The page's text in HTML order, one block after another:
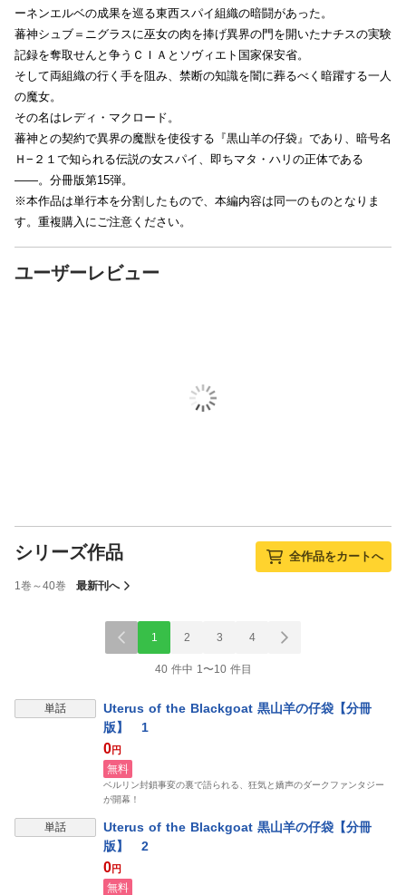
ーネンエルベの成果を巡る東西スパイ組織の暗闘があった。
蕃神シュブ＝ニグラスに巫女の肉を捧げ異界の門を開いたナチスの実験
記録を奪取せんと争うＣＩＡとソヴィエト国家保安省。
そして両組織の行く手を阻み、禁断の知識を闇に葬るべく暗躍する一人
の魔女。
その名はレディ・マクロード。
蕃神との契約で異界の魔獣を使役する『黒山羊の仔袋』であり、暗号名
Ｈ−２１で知られる伝説の女スパイ、即ちマタ・ハリの正体である
――。分冊版第15弾。
※本作品は単行本を分割したもので、本編内容は同一のものとなりま
す。重複購入にご注意ください。
ユーザーレビュー
シリーズ作品 全作品をカートへ
1巻～40巻 最新刊へ
1 2 3 4
40 件中 1〜10 件目
単話
Uterus of the Blackgoat 黒山羊の仔袋【分冊
版】 1
0円
無料
ベルリン封鎖事変の裏で語られる、狂気と嬌声のダークファンタジー
が開幕！
単話
Uterus of the Blackgoat 黒山羊の仔袋【分冊
版】 2
0円
無料